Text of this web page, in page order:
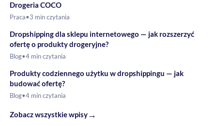
Drogeria COCO
Praca•3 min czytania
Dropshipping dla sklepu internetowego — jak rozszerzyć
ofertę o produkty drogeryjne?
Blog•4 min czytania
Produkty codziennego użytku w dropshippingu — jak
budować ofertę?
Blog•4 min czytania
Zobacz wszystkie wpisy→